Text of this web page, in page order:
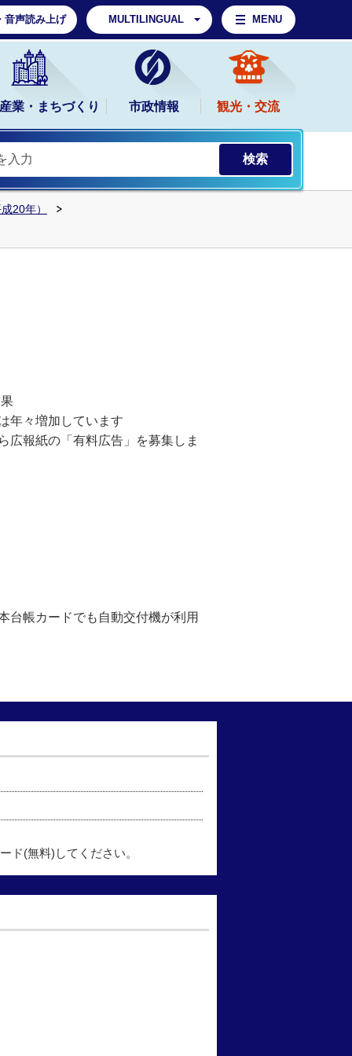
音声読み上げ MULTILINGUAL MENU
業・まちづくり 市政情報 観光・交流
20年）
年々増加しています
広報紙の「有料広告」を募集しま
台帳カードでも自動交付機が利用
ド(無料)してください。